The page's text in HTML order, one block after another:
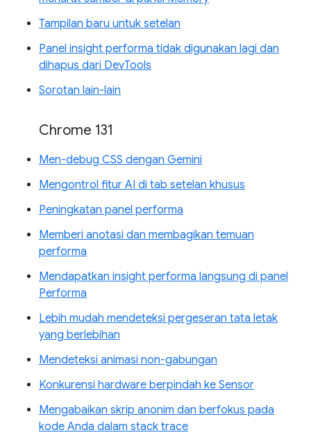
Tampilan baru untuk setelan
Panel insight performa tidak digunakan lagi dan
dihapus dari DevTools
Sorotan lain-lain
Chrome 131
Men-debug CSS dengan Gemini
Mengontrol fitur AI di tab setelan khusus
Peningkatan panel performa
Memberi anotasi dan membagikan temuan
performa
Mendapatkan insight performa langsung di panel
Performa
Lebih mudah mendeteksi pergeseran tata letak
yang berlebihan
Mendeteksi animasi non-gabungan
Konkurensi hardware berpindah ke Sensor
Mengabaikan skrip anonim dan berfokus pada
kode Anda dalam stack trace